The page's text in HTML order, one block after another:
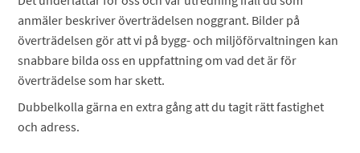
anmäler beskriver överträdelsen noggrant. Bilder på
överträdelsen gör att vi på bygg- och miljöförvaltningen kan
snabbare bilda oss en uppfattning om vad det är för
överträdelse som har skett.
Dubbelkolla gärna en extra gång att du tagit rätt fastighet
och adress.